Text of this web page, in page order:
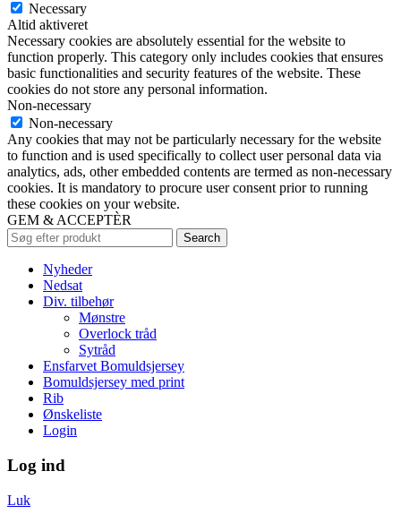
Necessary
Altid aktiveret
Necessary cookies are absolutely essential for the website to
function properly. This category only includes cookies that ensures
basic functionalities and security features of the website. These
cookies do not store any personal information.
Non-necessary
Non-necessary
Any cookies that may not be particularly necessary for the website
to function and is used specifically to collect user personal data via
analytics, ads, other embedded contents are termed as non-necessary
cookies. It is mandatory to procure user consent prior to running
these cookies on your website.
GEM & ACCEPTÈR
Search
Nyheder
Nedsat
Div. tilbehør
Mønstre
Overlock tråd
Sytråd
Ensfarvet Bomuldsjersey
Bomuldsjersey med print
Rib
Ønskeliste
Login
Log ind
Luk